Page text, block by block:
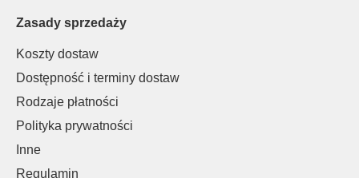
Zasady sprzedaży
Koszty dostaw
Dostępność i terminy dostaw
Rodzaje płatności
Polityka prywatności
Inne
Regulamin